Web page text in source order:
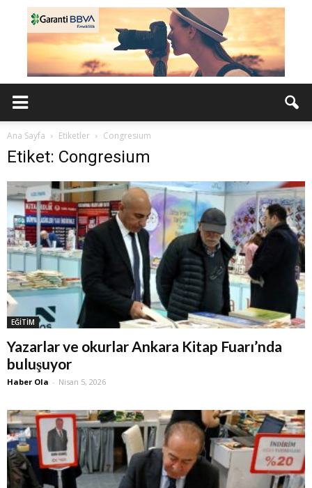
Ana Sayfa Etiketler Congresium
Etiket: Congresium
EĞİTİM
Yazarlar ve okurlar Ankara Kitap Fuarı’nda
buluşuyor
Haber Ola - Nisan 5, 2026